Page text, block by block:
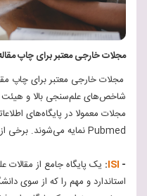
مجلات خارجی معتبر برای چاپ
مجلات خارجی معتبر برای چاپ
شاخص‌های علم‌سنجی بالا و
Pubmed نمایه می‌شوند. برخی از این پایگاه‌ها به شرح زیر هستند:
-
ISI
: یک پایگاه جامع از
استاندارد و مهم را که از سوی